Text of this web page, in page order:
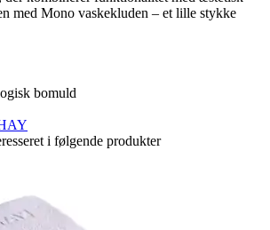
med Mono vaskekluden – et lille stykke
bomuld
i følgende produkter